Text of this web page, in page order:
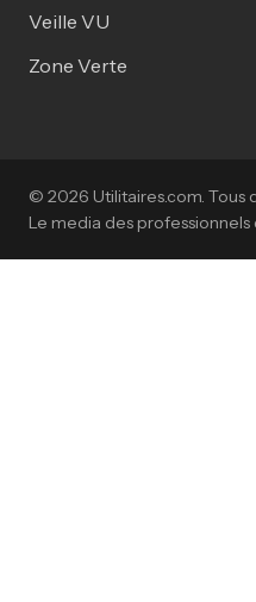
Veille VU
Zone Verte
© 2026 Utilitaires.com. Tous
Le media des